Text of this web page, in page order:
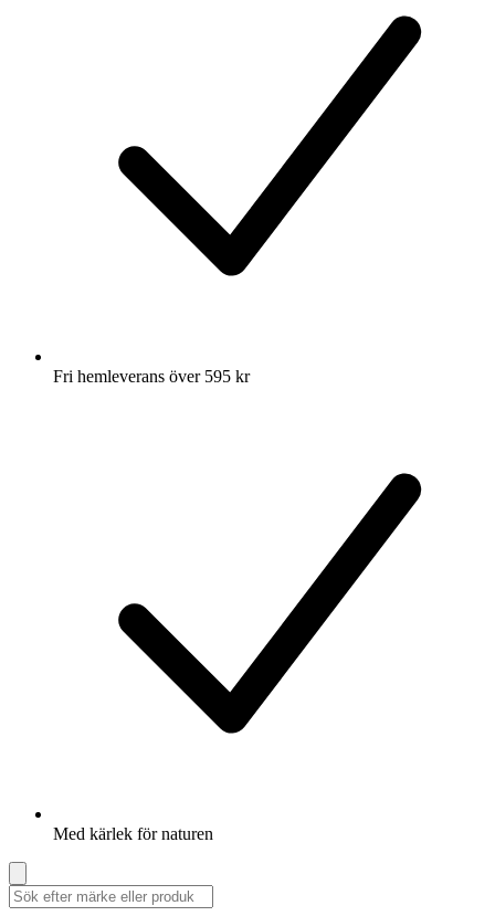
Fri hemleverans över 595 kr
Med kärlek för naturen